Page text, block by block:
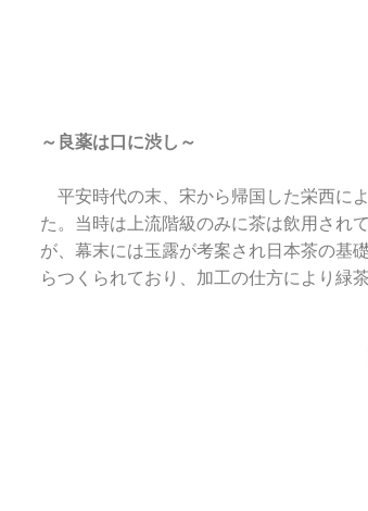
～良薬は口に渋し～
平安時代の末、宋から帰国した栄西に
た。当時は上流階級のみに茶は飲用され
が、幕末には玉露が考案され日本茶の基
らつくられており、加工の仕方により緑